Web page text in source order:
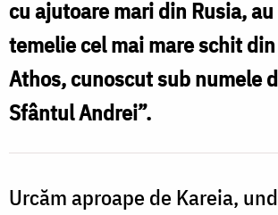
părintelui
Cleopa
Athos
/
Foto:
cu ajutoare mari din Rusia,
temelie cel mai mare schit
Athos, cunoscut sub numele
Sfântul Andrei”.
Urcăm aproape de Kareia,